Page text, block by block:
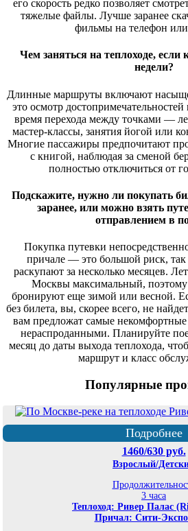
его скорость редко позволяет
тяжелые файлы. Лучше заранее
фильмы на телефон
Чем заняться на теплоходе, если
недели?
Длинные маршруты включают
это осмотр
время перехода между точками —
мастер-классы, занятия йогой или
Многие пассажиры предпочитают
с книгой, наблюдая за сменой
полностью отключиться от
Подскажите, нужно ли покупать
заранее, или можно взять
отправлением в
Покупка путевки
причале — это большой риск,
раскупают за несколько месяцев.
Москвы максимальный,
бронируют еще зимой или весной.
без билета, вы, скорее всего, не
вам предложат самые
нераспроданными. Планируйте
месяц до даты выхода теплохода,
маршрут и класс
Популярные
Подробнее
1460/630 руб.
Взрослый/
3 часа
Теплоход: Ривер Палас
Причал: Сити-